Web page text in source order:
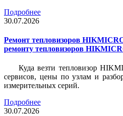
Подробнее
30.07.2026
Ремонт тепловизоров
ремонту тепловизоров
Куда везти тепловизор
сервисов, цены по узлам и
измерительных серий.
Подробнее
30.07.2026